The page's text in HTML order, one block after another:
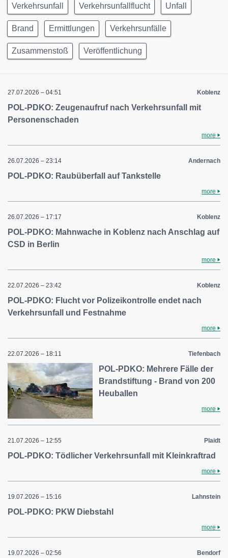
Verkehrsunfall Verkehrsunfallflucht Unfall
Brand Ermittlungen Verkehrsunfälle
Zusammenstoß Veröffentlichung
27.07.2026 – 04:51 Koblenz
POL-PDKO: Zeugenaufruf nach Verkehrsunfall mit
Personenschaden
more
26.07.2026 – 23:14 Andernach
POL-PDKO: Raubüberfall auf Tankstelle
more
26.07.2026 – 17:17 Koblenz
POL-PDKO: Mahnwache in Koblenz nach Anschlag auf
CSD in Berlin
more
22.07.2026 – 23:42 Koblenz
POL-PDKO: Flucht vor Polizeikontrolle endet nach
Verkehrsunfall und Festnahme
more
22.07.2026 – 18:11 Tiefenbach
POL-PDKO: Mehrere Fälle der
Brandstiftung - Brand von 200
Heuballen
more
21.07.2026 – 12:55 Plaidt
POL-PDKO: Tödlicher Verkehrsunfall mit Kleinkraftrad
more
19.07.2026 – 15:16 Lahnstein
POL-PDKO: PKW Diebstahl
more
19.07.2026 – 02:56 Bendorf